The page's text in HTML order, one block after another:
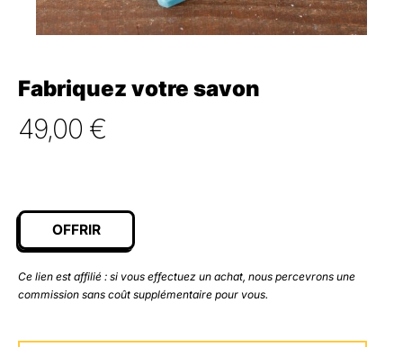
Fabriquez votre savon
49,00 €
OFFRIR
Ce lien est affilié : si vous effectuez un achat, nous percevrons une
commission sans coût supplémentaire pour vous.